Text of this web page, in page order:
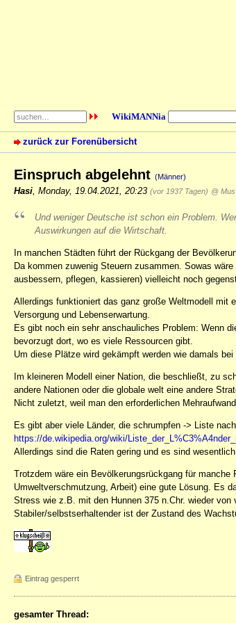
WikiMANNia
zurück zur Forenübersicht
Einspruch abgelehnt (Männer)
Hasi Monday, 19.04.2021, 20:23 (vor 1937 Tagen) @
Und weniger Deutsche ist schon ein Problem.
Auswirkungen auf die Wirtschaft.
In manchen Städten führt der Rückgang der
Da kommen zuwenig Steuern zusammen. Sowas
ausbessern, pflegen, kassieren) vielleicht noch
Allerdings funktioniert das ganz große Weltmodell mit
Versorgung und Lebenserwartung.
Es gibt noch ein sehr anschauliches Problem: Wenn
bevorzugt dort, wo es viele Ressourcen gibt.
Um diese Plätze wird gekämpft werden wie damals bei
Im kleineren Modell einer Nation, die beschließt, zu
andere Nationen oder die globale welt eine andere
Nicht zuletzt, weil man den erforderlichen
Es gibt aber viele Länder, die schrumpfen -> Liste
https://de.wikipedia.org/wiki/
Allerdings sind die Raten gering und es sind
Trotzdem wäre ein Bevölkerungsrückgang für manche
Umweltverschmutzung, Arbeit) eine gute Lösung. Es
Stress wie z.B. mit den Hunnen 375 n.Chr. wieder von
Stabiler/selbstserhaltender ist der Zustand des
Eintrag gesperrt
gesamter Thread: